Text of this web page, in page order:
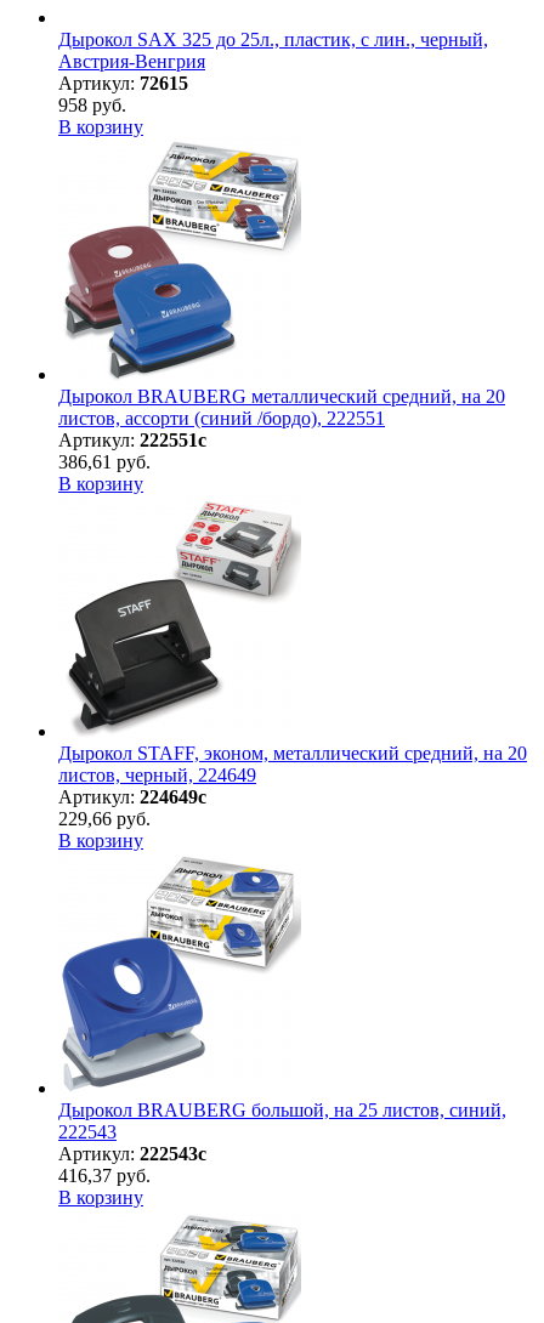
Дырокол SAX 325 до 25л., пластик, с лин., черный,
Австрия-Венгрия
Артикул: 72615
958 руб.
В корзину
Дырокол BRAUBERG металлический средний, на 20
листов, ассорти (синий /бордо), 222551
Артикул: 222551с
386,61 руб.
В корзину
Дырокол STAFF, эконом, металлический средний, на 20
листов, черный, 224649
Артикул: 224649с
229,66 руб.
В корзину
Дырокол BRAUBERG большой, на 25 листов, синий,
222543
Артикул: 222543с
416,37 руб.
В корзину